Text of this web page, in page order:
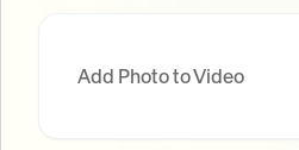
Add Photo to Video